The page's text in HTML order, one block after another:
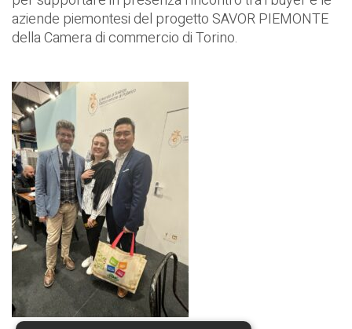
aziende piemontesi del progetto SAVOR PIEMONTE
della Camera di commercio di Torino.